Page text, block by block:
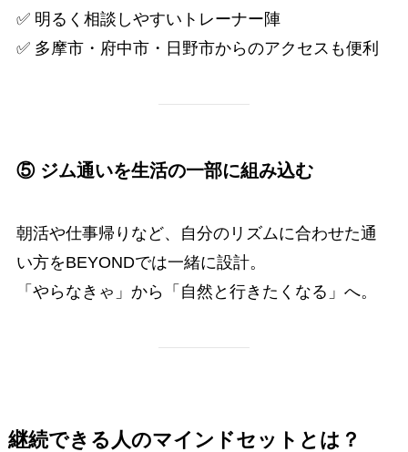
✅ 明るく相談しやすいトレーナー陣
✅ 多摩市・府中市・日野市からのアクセスも便利
⑤ ジム通いを生活の一部に組み込む
朝活や仕事帰りなど、自分のリズムに合わせた通
い方をBEYONDでは一緒に設計。
「やらなきゃ」から「自然と行きたくなる」へ。
継続できる人のマインドセットとは？